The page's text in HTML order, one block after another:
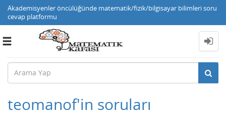
Akademisyenler öncülüğünde matematik/fizik/bilgisayar bilimleri soru
cevap platformu
Toggle
teomanof'in soruları